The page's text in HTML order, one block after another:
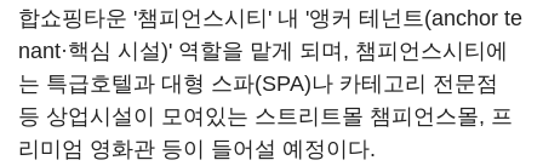
합쇼핑타운 '챔피언스시티' 내 '앵커 테넌트(anchor te
nant·핵심 시설)' 역할을 맡게 되며, 챔피언스시티에
는 특급호텔과 대형 스파(SPA)나 카테고리 전문점
등 상업시설이 모여있는 스트리트몰 챔피언스몰, 프
리미엄 영화관 등이 들어설 예정이다.